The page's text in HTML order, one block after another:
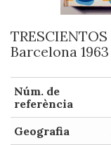
Barcelona
Núm. de
referència
Geografia